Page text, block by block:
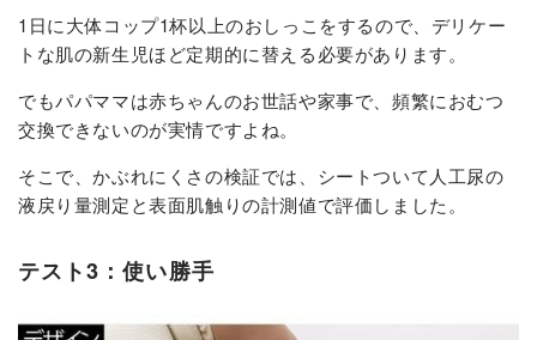
1日に大体コップ1杯以上のおしっこをするので、デリケー
トな肌の新生児ほど定期的に替える必要があります。
でもパパママは赤ちゃんのお世話や家事で、頻繁におむつ
交換できないのが実情ですよね。
そこで、かぶれにくさの検証では、シートついて人工尿の
液戻り量測定と表面肌触りの計測値で評価しました。
テスト3：使い勝手